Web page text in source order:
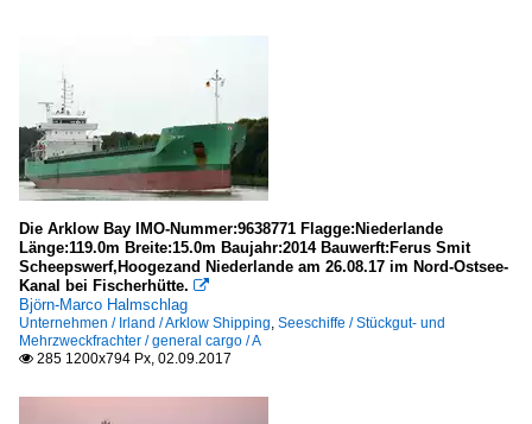
Die Arklow Bay IMO-Nummer:9638771 Flagge:Niederlande
Länge:119.0m Breite:15.0m Baujahr:2014 Bauwerft:Ferus Smit
Scheepswerf,Hoogezand Niederlande am 26.08.17 im Nord-Ostsee-
Kanal bei Fischerhütte. 
Björn-Marco Halmschlag
Unternehmen / Irland / Arklow Shipping, Seeschiffe / Stückgut- und
Mehrzweckfrachter / general cargo / A
 285 1200x794 Px, 02.09.2017